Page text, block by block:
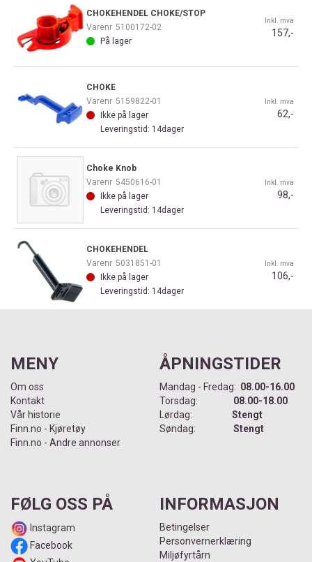
CHOKEHENDEL CHOKE/STOP
Varenr 5100172-02
På lager
Inkl. mva
157,-
CHOKE
Varenr 5159822-01
Ikke på lager
Leveringstid: 14dager
Inkl. mva
62,-
Choke Knob
Varenr 5450616-01
Ikke på lager
Leveringstid: 14dager
Inkl. mva
98,-
CHOKEHENDEL
Varenr 5031851-01
Ikke på lager
Leveringstid: 14dager
Inkl. mva
106,-
MENY
Om oss
Kontakt
Vår historie
Finn.no - Kjøretøy
Finn.no - Andre annonser
ÅPNINGSTIDER
Mandag - Fredag: 08.00-16.00
Torsdag: 08.00-18.00
Lørdag: Stengt
Søndag: Stengt
FØLG OSS PÅ
Instagram
Facebook
INFORMASJON
Betingelser
Personvernerklæring
Miljøfyrtårn